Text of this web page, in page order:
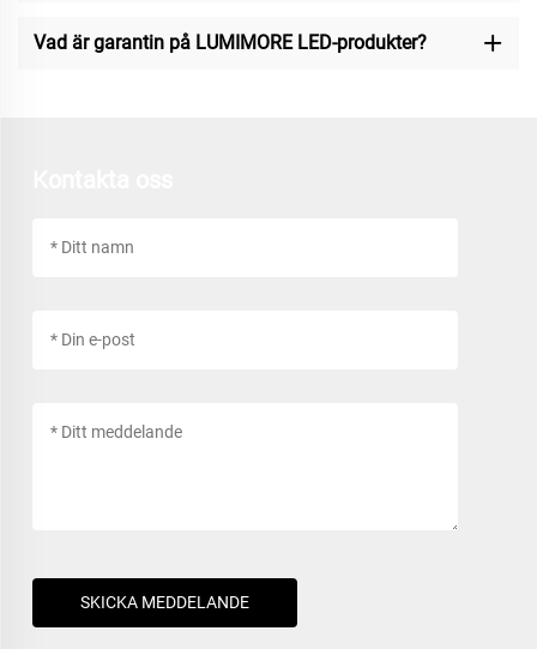
Vad är garantin på LUMIMORE LED-produkter?
SKICKA MEDDELANDE